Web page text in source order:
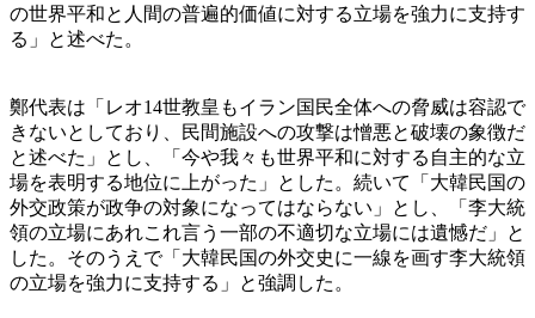
の世界平和と人間の普遍的価値に対する立場を強力に支持す
る」と述べた。
鄭代表は「レオ14世教皇もイラン国民全体への脅威は容認で
きないとしており、民間施設への攻撃は憎悪と破壊の象徴だ
と述べた」とし、「今や我々も世界平和に対する自主的な立
場を表明する地位に上がった」とした。続いて「大韓民国の
外交政策が政争の対象になってはならない」とし、「李大統
領の立場にあれこれ言う一部の不適切な立場には遺憾だ」と
した。そのうえで「大韓民国の外交史に一線を画す李大統領
の立場を強力に支持する」と強調した。